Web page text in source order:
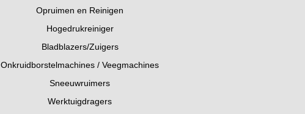
Opruimen en Reinigen
Hogedrukreiniger
Bladblazers/Zuigers
Onkruidborstelmachines / Veegmachines
Sneeuwruimers
Werktuigdragers